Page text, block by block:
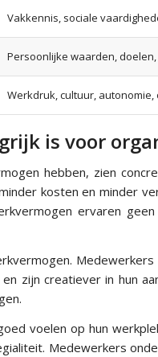
Vakkennis, sociale
Persoonlijke waarden,
Werkdruk, cultuur, autonomie,
is voor
hebben, zien
kosten en minder
ervaren geen
Medewerkers
zijn creatiever in hun
voelen op hun
Medewerkers